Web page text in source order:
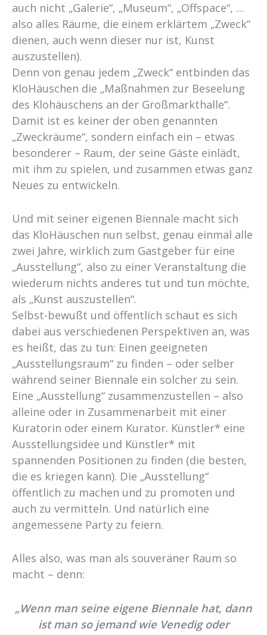
auch nicht „Galerie“, „Museum“, „Offspace“, …
also alles Räume, die einem erklärtem „Zweck“
dienen, auch wenn dieser nur ist, Kunst
auszustellen).
Denn von genau jedem „Zweck“ entbinden das
KloHäuschen die „Maßnahmen zur Beseelung
des Klohäuschens an der Großmarkthalle“.
Damit ist es keiner der oben genannten
„Zweckräume“, sondern einfach ein – etwas
besonderer – Raum, der seine Gäste einlädt,
mit ihm zu spielen, und zusammen etwas ganz
Neues zu entwickeln.
Und mit seiner eigenen Biennale macht sich
das KloHäuschen nun selbst, genau einmal alle
zwei Jahre, wirklich zum Gastgeber für eine
„Ausstellung“, also zu einer Veranstaltung die
wiederum nichts anderes tut und tun möchte,
als „Kunst auszustellen“.
Selbst-bewußt und öffentlich schaut es sich
dabei aus verschiedenen Perspektiven an, was
es heißt, das zu tun: Einen geeigneten
„Ausstellungsraum“ zu finden – oder selber
während seiner Biennale ein solcher zu sein.
Eine „Ausstellung“ zusammenzustellen – also
alleine oder in Zusammenarbeit mit einer
Kuratorin oder einem Kurator. Künstler* eine
Ausstellungsidee und Künstler* mit
spannenden Positionen zu finden (die besten,
die es kriegen kann). Die „Ausstellung“
öffentlich zu machen und zu promoten und
auch zu vermitteln. Und natürlich eine
angemessene Party zu feiern.
Alles also, was man als souveräner Raum so
macht – denn:
„Wenn man seine eigene Biennale hat, dann
ist man so jemand wie Venedig oder